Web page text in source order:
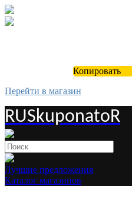
Копировать
Перейти в магазин
RUSkuponatoR
Лучшие предложения
Каталог магазинов